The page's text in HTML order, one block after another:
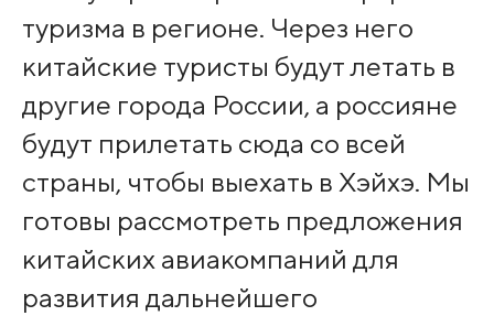
туризма в регионе. Через него
китайские туристы будут летать в
другие города России, а россияне
будут прилетать сюда со всей
страны, чтобы выехать в Хэйхэ. Мы
готовы рассмотреть предложения
китайских авиакомпаний для
развития дальнейшего